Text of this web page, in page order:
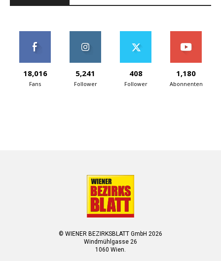
18,016
Fans
5,241
Follower
408
Follower
1,180
Abonnenten
© WIENER BEZIRKSBLATT GmbH 2026
Windmühlgasse 26
1060 Wien.